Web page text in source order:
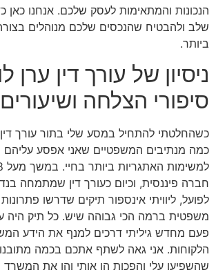
הנכונות והמתאימות לעסק שלכם. אנחנו כאן
שלב ולהבטיח שהנכסים שלכם מנוהלים
ביותר.
ניסיון של עורך דין ערן
סיפורי הצלחה
כשהחלטתי להתחיל במסע שלי בתור עורך
כמה מנתיבים המשפטיים שאני אפסע עליהם
חברה פיננסית, וכיום כעורך דין שמתמחה
לפועל, ליוויתי אינספור תיקים שדרשו
משפטית ברמה הכי גבוהה שיש. כל תיק היה
פעם מחדש גיליתי דרכים למנף את הידע
הלקוחות. אני גאה לשתף אתכם בכמה
שהשפיעו עלי והפכות הן אותי והן את המשרד